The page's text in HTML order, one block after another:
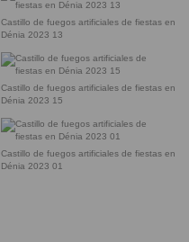
Castillo de fuegos artificiales de fiestas en
Dénia 2023 13
Castillo de fuegos artificiales de fiestas en
Dénia 2023 15
Castillo de fuegos artificiales de fiestas en
Dénia 2023 01